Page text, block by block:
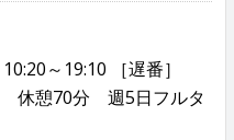
～19:10 ［遅番］
休憩70分 週5日フルタ